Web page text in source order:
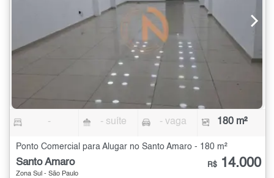
- - suíte - vaga 180 m²
Ponto Comercial para Alugar no Santo Amaro - 180 m²
Santo Amaro
Zona Sul - São Paulo
R$ 14.000